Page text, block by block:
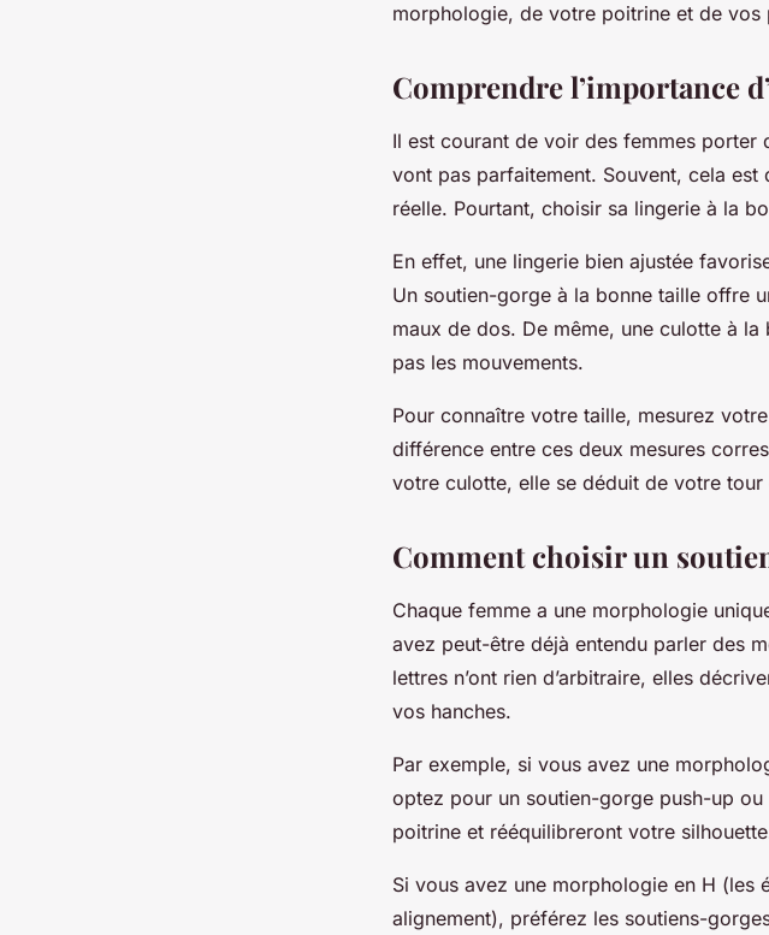
morphologie, de votre poitrine et de vos
Comprendre l’importance
Il est courant de voir des femmes
vont pas parfaitement. Souvent, cela est
réelle. Pourtant, choisir sa lingerie à la
En effet, une lingerie bien ajustée
Un soutien-gorge à la bonne taille offre
maux de dos. De même, une culotte à
pas les mouvements.
Pour connaître votre taille, mesurez
différence entre ces deux mesures
votre culotte, elle se déduit de votre tour
Comment choisir un
Chaque femme a une morphologie
avez peut-être déjà entendu parler des
lettres n’ont rien d’arbitraire, elles
vos hanches.
Par exemple, si vous avez une
optez pour un soutien-gorge push-up
poitrine et rééquilibreront votre
Si vous avez une morphologie en H (les
alignement), préférez les soutiens-